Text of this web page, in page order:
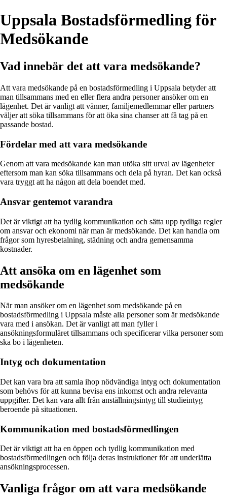
Uppsala Bostadsförmedling för
Medsökande
Vad innebär det att vara medsökande?
Att vara medsökande på en bostadsförmedling i Uppsala betyder att
man tillsammans med en eller flera andra personer ansöker om en
lägenhet. Det är vanligt att vänner, familjemedlemmar eller partners
väljer att söka tillsammans för att öka sina chanser att få tag på en
passande bostad.
Fördelar med att vara medsökande
Genom att vara medsökande kan man utöka sitt urval av lägenheter
eftersom man kan söka tillsammans och dela på hyran. Det kan också
vara tryggt att ha någon att dela boendet med.
Ansvar gentemot varandra
Det är viktigt att ha tydlig kommunikation och sätta upp tydliga regler
om ansvar och ekonomi när man är medsökande. Det kan handla om
frågor som hyresbetalning, städning och andra gemensamma
kostnader.
Att ansöka om en lägenhet som
medsökande
När man ansöker om en lägenhet som medsökande på en
bostadsförmedling i Uppsala måste alla personer som är medsökande
vara med i ansökan. Det är vanligt att man fyller i
ansökningsformuläret tillsammans och specificerar vilka personer som
ska bo i lägenheten.
Intyg och dokumentation
Det kan vara bra att samla ihop nödvändiga intyg och dokumentation
som behövs för att kunna bevisa ens inkomst och andra relevanta
uppgifter. Det kan vara allt från anställningsintyg till studieintyg
beroende på situationen.
Kommunikation med bostadsförmedlingen
Det är viktigt att ha en öppen och tydlig kommunikation med
bostadsförmedlingen och följa deras instruktioner för att underlätta
ansökningsprocessen.
Vanliga frågor om att vara medsökande